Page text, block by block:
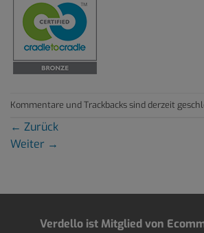
Kommentare und Trackbacks sind derzeit
← Zurück
Weiter →
Verdello ist Mitglied von